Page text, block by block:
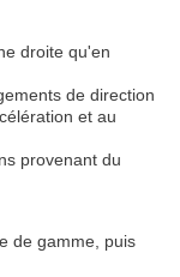
droite qu'en
de direction
et au
provenant du
de gamme, puis